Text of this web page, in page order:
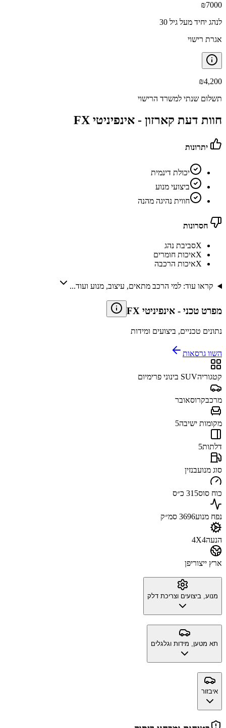
₪7000
לנהג יחיד מעל גיל 30
אגרת רישוי
₪4,200
תשלום שנתי למשרד הרישוי
חוות דעת קארזון - אינפיניטי FX
יתרונות
יכולת דינמית
ביצועי מנוע
חווית נהיגה מהנה
חסרונות
Xסביבת נהג
Xאיכות חומרים
Xאיכות הרכבה
קראו עוד: למי הרכב מתאים, עיצוב, מנוע ועוד...
מפרט טכני - אינפיניטי FX
נתונים טכניים, ביצועים ומידות
השוו גרסאות
קטגוריהSUV בינוני פרימיום
מרכבקרוסאובר
מקומות ישיבה5
דלתות5
סוג מנועבנזין
כוח סוס315 כ״ס
נפח מנוע3696 סמ״ק
הנעה4X4
ארץ ייצוריפן
מנוע, ביצועים וצריכת דלק
תא מטען, מידות וגלגלים
איבזור